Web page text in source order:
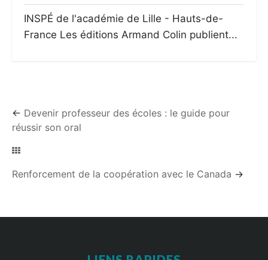
INSPÉ de l'académie de Lille - Hauts-de-
France Les éditions Armand Colin publient...
← Devenir professeur des écoles : le guide pour
réussir son oral
Renforcement de la coopération avec le Canada →